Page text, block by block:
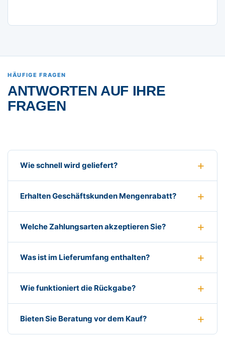
HÄUFIGE FRAGEN
ANTWORTEN AUF IHRE
FRAGEN
Wie schnell wird geliefert?
Erhalten Geschäftskunden Mengenrabatt?
Welche Zahlungsarten akzeptieren Sie?
Was ist im Lieferumfang enthalten?
Wie funktioniert die Rückgabe?
Bieten Sie Beratung vor dem Kauf?